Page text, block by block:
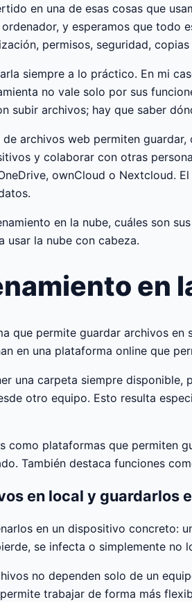
en una de esas cosas que
y esperamos que
permisos, seguridad,
siempre a lo práctico. En mi
no vale solo por sus
subir archivos; hay que saber
archivos web permiten
y colaborar con otras
ownCloud o Nextcloud.
en la nube, cuáles son
usar la nube con cabeza.
en
que permite guardar archivos
en una plataforma online que
una carpeta siempre
otro equipo. Esto resulta
como plataformas que permiten
También destaca funciones
en local y guardarlos
en un dispositivo concreto:
se infecta o simplemente no
no dependen solo de un
trabajar de forma más